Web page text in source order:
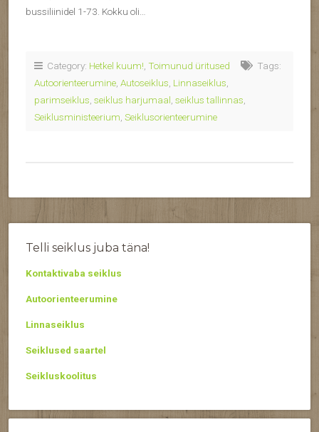
bussiliinidel 1-73. Kokku oli…
Category: Hetkel kuum! Toimunud üritused
Tags:
Autoorienteerumine Autoseiklus Linnaseiklus
parimseiklus seiklus harjumaal seiklus tallinnas
Seiklusministeerium Seiklusorienteerumine
Telli seiklus juba täna!
Kontaktivaba seiklus
Autoorienteerumine
Linnaseiklus
Seiklused saartel
Seikluskoolitus